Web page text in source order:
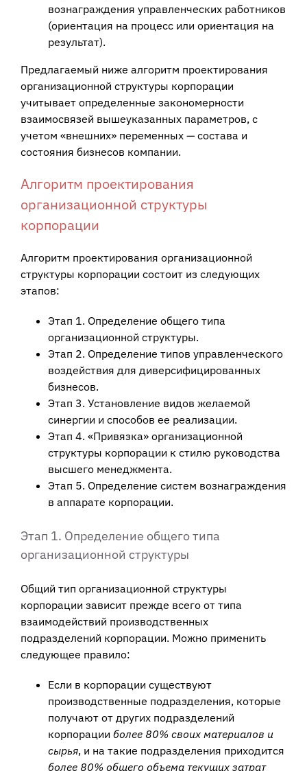
вознаграждения управленческих работников
(ориентация на процесс или ориентация на
результат).
Предлагаемый ниже алгоритм проектирования
организационной структуры корпорации
учитывает определенные закономерности
взаимосвязей вышеуказанных параметров, с
учетом «внешних» переменных — состава и
состояния бизнесов компании.
Алгоритм проектирования
организационной структуры
корпорации
Алгоритм проектирования организационной
структуры корпорации состоит из следующих
этапов:
Этап 1. Определение общего типа
организационной структуры.
Этап 2. Определение типов управленческого
воздействия для диверсифицированных
бизнесов.
Этап 3. Установление видов желаемой
синергии и способов ее реализации.
Этап 4. «Привязка» организационной
структуры корпорации к стилю руководства
высшего менеджмента.
Этап 5. Определение систем вознаграждения
в аппарате корпорации.
Этап 1. Определение общего типа
организационной структуры
Общий тип организационной структуры
корпорации зависит прежде всего от типа
взаимодействий производственных
подразделений корпорации. Можно применить
следующее правило:
Если в корпорации существуют
производственные подразделения, которые
получают от других подразделений
корпорации более 80% своих материалов и
сырья, и на такие подразделения приходится
более 80% общего объема текущих затрат